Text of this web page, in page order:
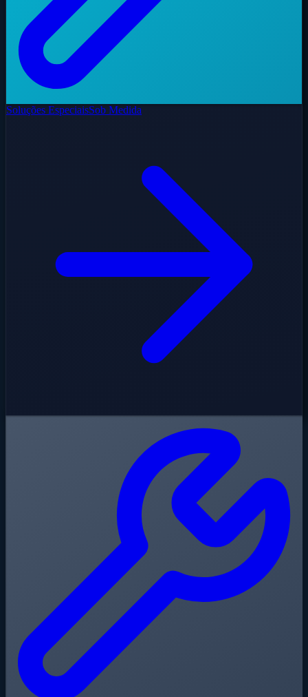
Soluções EspeciaisSob Medida